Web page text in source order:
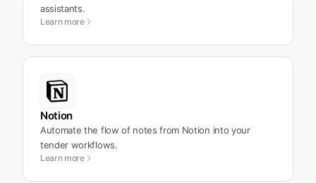
assistants.
Learn more
Notion
Automate the flow of notes from Notion into your
tender workflows.
Learn more